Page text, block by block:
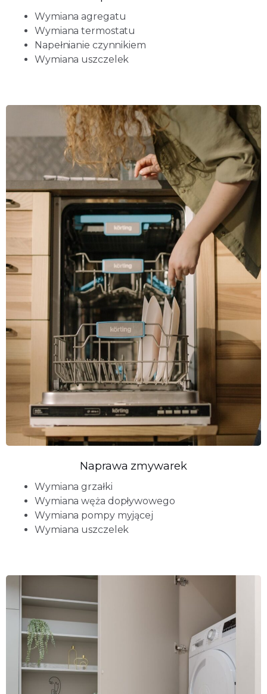
Wymiana agregatu
Wymiana termostatu
Napełnianie czynnikiem
Wymiana uszczelek
Naprawa zmywarek
Wymiana grzałki
Wymiana węża dopływowego
Wymiana pompy myjącej
Wymiana uszczelek